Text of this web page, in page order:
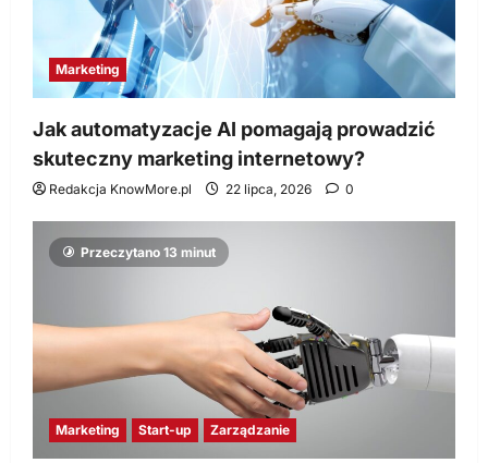
Marketing
Jak automatyzacje AI pomagają prowadzić
skuteczny marketing internetowy?
Redakcja KnowMore.pl 22 lipca, 2026 0
Przeczytano 13 minut
Marketing Start-up Zarządzanie